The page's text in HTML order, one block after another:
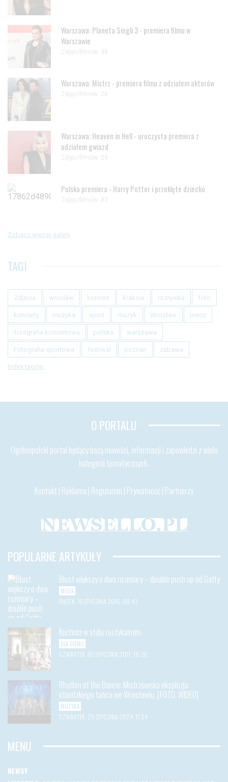
Warszawa: Planeta Singli 3 - premiera filmu w
Warszawie
Zdjęc/filmów: 38
Warszawa: Mistrz - premiera filmu z udziałem aktorów
Zdjęc/filmów: 26
Warszawa: Heaven in Hell - uroczysta premiera z
udziałem gwiazd
Zdjęc/filmów: 29
Polska premiera - Harry Potter i przeklęte dziecko
Zdjęc/filmów: 82
Zobacz więcej galerii
TAGI
Zdjecia wroclaw koncert krakow rozrywka foto
koncerty muzyka sport muzyk Wrocław mecz
fotografia koncertowa polska warszawa
Fotografia sportowa festiwal poznan zabawa
Index tagów
O PORTALU
Ogólnopolski portal będący bazą nowości, informacji i zapowiedzi z wielu
kategorii tematycznych.
Kontakt | Reklama | Regulamin | Prywatność| Partnerzy
POPULARNE ARTYKUŁY
Biust większy o dwa rozmiary – double push up od Gatty
MODA
PIĄTEK, 15 STYCZNIA 2016, 08:43
Kuchnia w stylu rustykalnym
DLA DOMU
CZWARTEK, 05 STYCZNIA 2017, 16:26
Rhythm of the Dance: Mistrzowska eksplozja
irlandzkiego tańca we Wrocławiu. [FOTO, WIDEO]
MUZYKA
CZWARTEK, 25 STYCZNIA 2024, 11:24
MENU
NEWSY